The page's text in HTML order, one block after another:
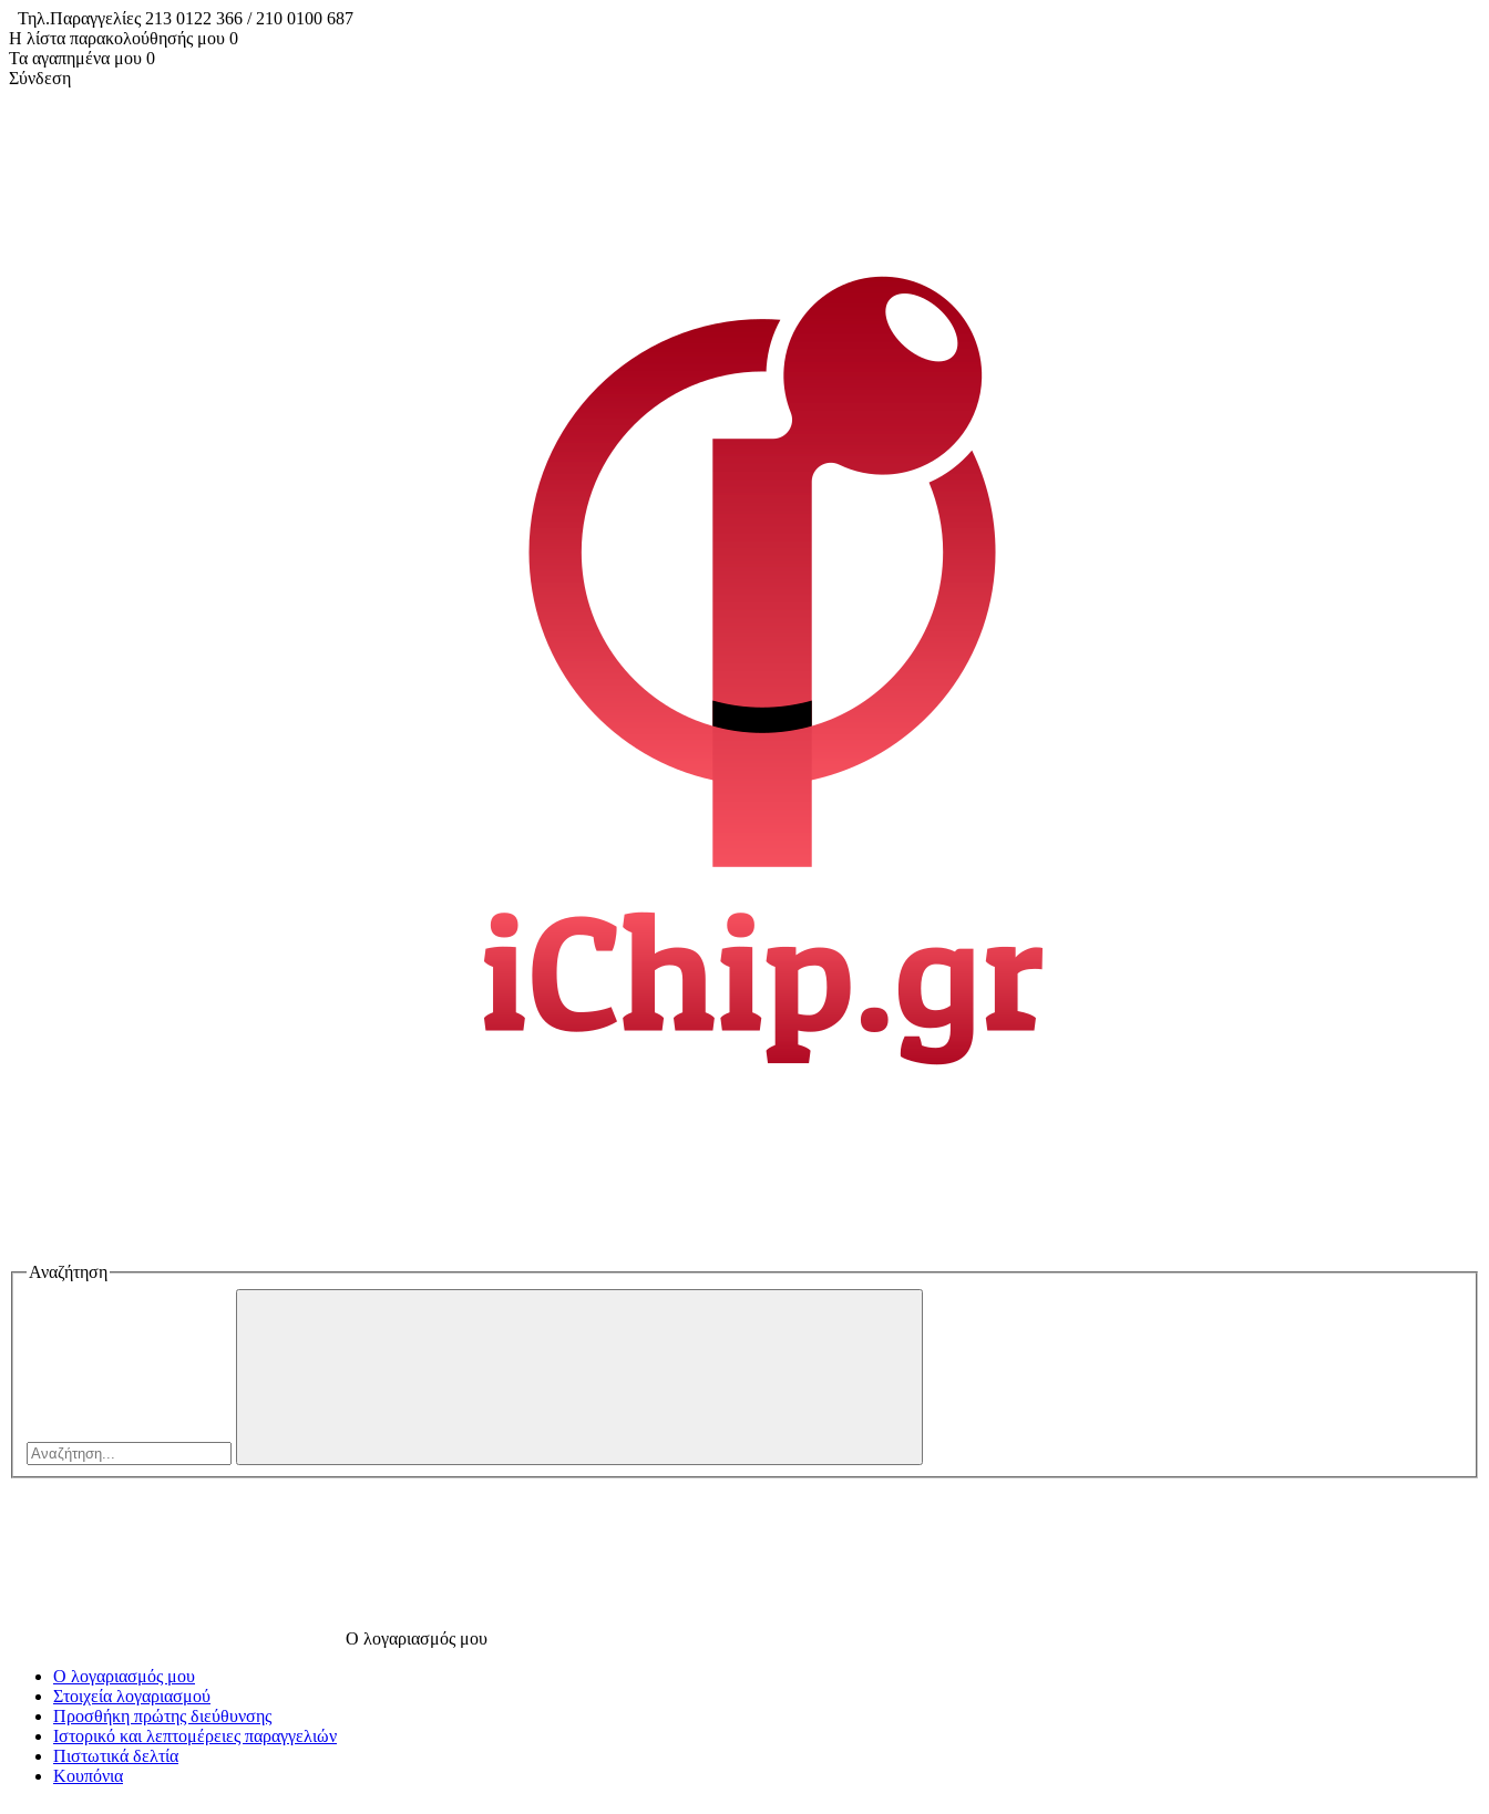
Τηλ.Παραγγελίες 213 0122 366 / 210 0100 687
Η λίστα παρακολούθησής μου 0
Τα αγαπημένα μου 0
Σύνδεση
Αναζήτηση
Ο λογαριασμός μου
Ο λογαριασμός μου
Στοιχεία λογαριασμού
Προσθήκη πρώτης διεύθυνσης
Ιστορικό και λεπτομέρειες παραγγελιών
Πιστωτικά δελτία
Κουπόνια